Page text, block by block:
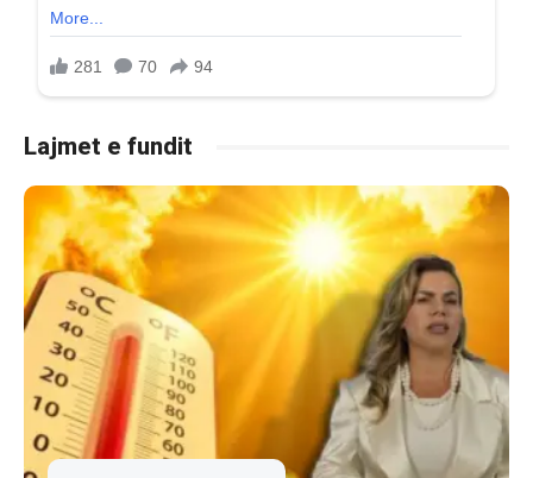
Lajmet e fundit